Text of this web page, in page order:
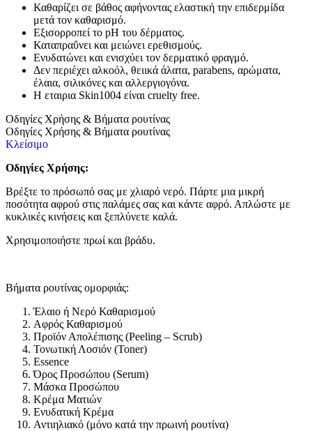
Καθαρίζει σε βάθος αφήνοντας ελαστική την επιδερμίδα
μετά τον καθαρισμό.
Εξισορροπεί το pH του δέρματος.
Καταπραΰνει και μειώνει ερεθισμούς.
Ενυδατώνει και ενισχύει τον δερματικό φραγμό.
Δεν περιέχει αλκοόλ, θειικά άλατα, parabens, αρώματα,
έλαια, σιλικόνες και αλλεργιογόνα.
Η εταιρια Skin1004 είναι cruelty free.
Οδηγίες Χρήσης & Βήματα ρουτίνας
Οδηγίες Χρήσης & Βήματα ρουτίνας
Κλείσιμο
Οδηγίες Χρήσης:
Βρέξτε το πρόσωπό σας με χλιαρό νερό. Πάρτε μια μικρή
ποσότητα αφρού στις παλάμες σας και κάντε αφρό. Απλώστε με
κυκλικές κινήσεις και ξεπλύνετε καλά.
Χρησιμοποιήστε πρωί και βράδυ.
Βήματα ρουτίνας ομορφιάς:
Έλαιο ή Νερό Καθαρισμού
Αφρός Καθαρισμού
Προϊόν Απολέπισης (Peeling – Scrub)
Τονωτική Λοσιόν (Toner)
Essence
Όρος Προσώπου (Serum)
Μάσκα Προσώπου
Κρέμα Ματιών
Ενυδατική Κρέμα
Αντιηλιακό (μόνο κατά την πρωινή ρουτίνα)